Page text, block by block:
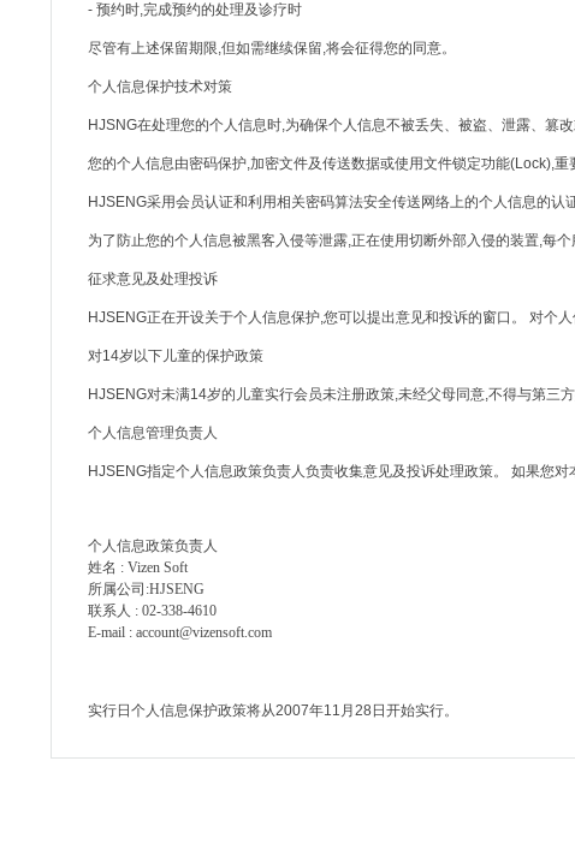
- 预约时,完成预约的处理及诊疗时
尽管有上述保留期限,但如需继续保留,将会征得您的同意。
个人信息保护技术对策
HJSNG在处理您的个人信息时,为确保个人信息不被丢失、被盗、泄露、篡
您的个人信息由密码保护,加密文件及传送数据或使用文件锁定功能(Lock),重
HJSENG采用会员认证和利用相关密码算法安全传送网络上的个人信息的认
为了防止您的个人信息被黑客入侵等泄露,正在使用切断外部入侵的装置,每
征求意见及处理投诉
HJSENG正在开设关于个人信息保护,您可以提出意见和投诉的窗口。 对个
对14岁以下儿童的保护政策
HJSENG对未满14岁的儿童实行会员未注册政策,未经父母同意,不得与第三
个人信息管理负责人
HJSENG指定个人信息政策负责人负责收集意见及投诉处理政策。 如果您
个人信息政策负责人
姓名 : Vizen Soft
所属公司:HJSENG
联系人 : 02-338-4610
E-mail : account@vizensoft.com
实行日个人信息保护政策将从2007年11月28日开始实行。